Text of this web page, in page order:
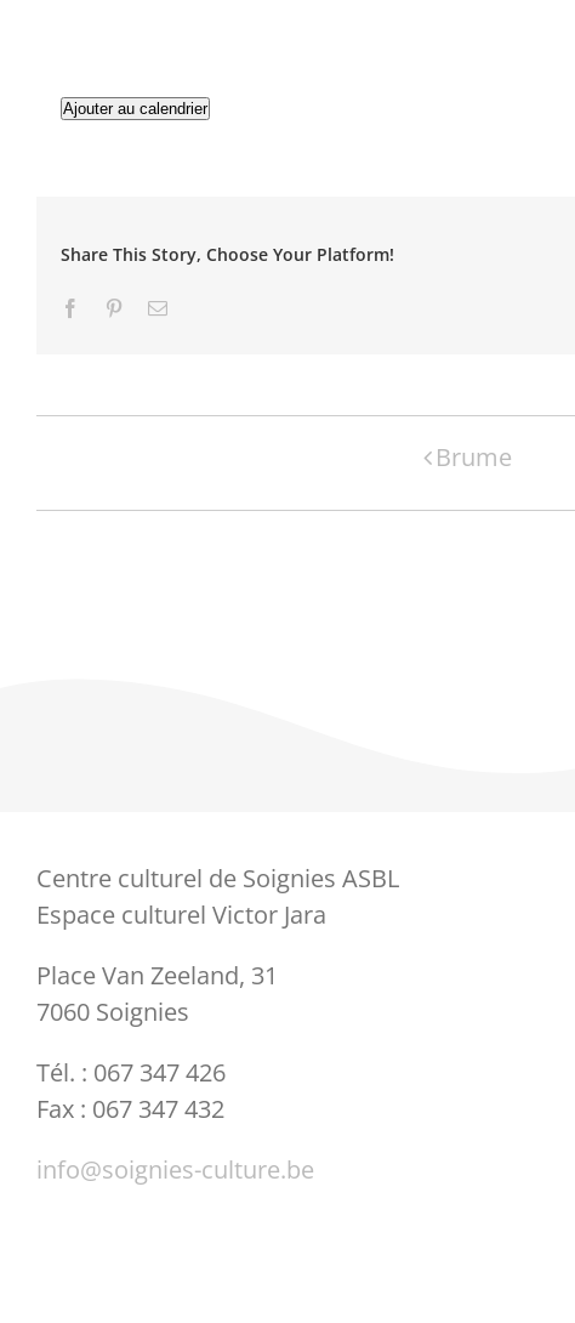
Ajouter au calendrier
Share This Story, Choose Your Platform!
FacebookPinterestEmail
Brume
Centre culturel de Soignies ASBL
Espace culturel Victor Jara
Place Van Zeeland, 31
7060 Soignies
Tél. : 067 347 426
Fax : 067 347 432
info@soignies-culture.be